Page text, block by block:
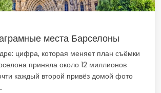
места Барселоны
цифра, которая меняет план съёмки
приняла около 12 миллионов
каждый второй привёз домой фото